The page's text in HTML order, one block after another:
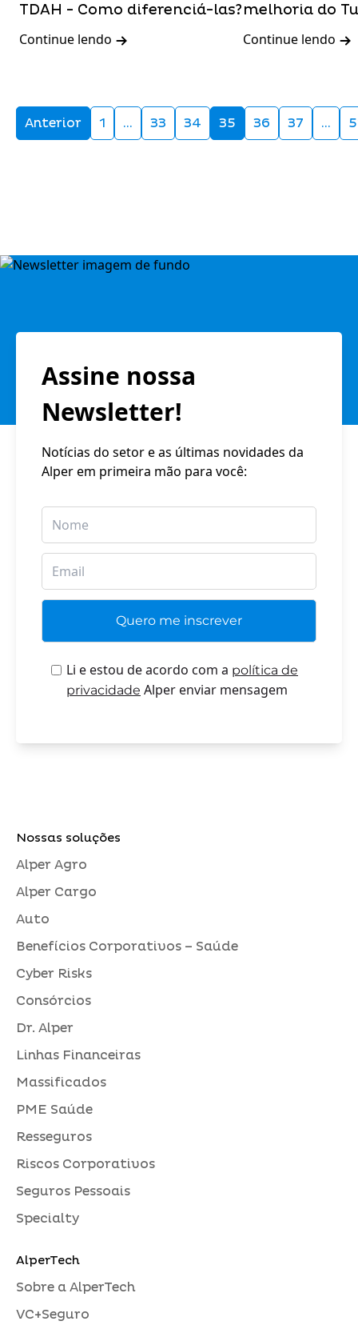
TDAH - Como diferenciá-las?
Continue lendo
melhoria do
Continue lendo
Anterior 1 … 33 34 35 36 37 …
Assine nossa
Newsletter!
Notícias do setor e as últimas novidades da
Alper em primeira mão para você:
Li e estou de acordo com a política de
privacidade Alper enviar mensagem
Nossas soluções
Alper Agro
Alper Cargo
Auto
Benefícios Corporativos – Saúde
Cyber Risks
Consórcios
Dr. Alper
Linhas Financeiras
Massificados
PME Saúde
Resseguros
Riscos Corporativos
Seguros Pessoais
Specialty
AlperTech
Sobre a AlperTech
VC+Seguro